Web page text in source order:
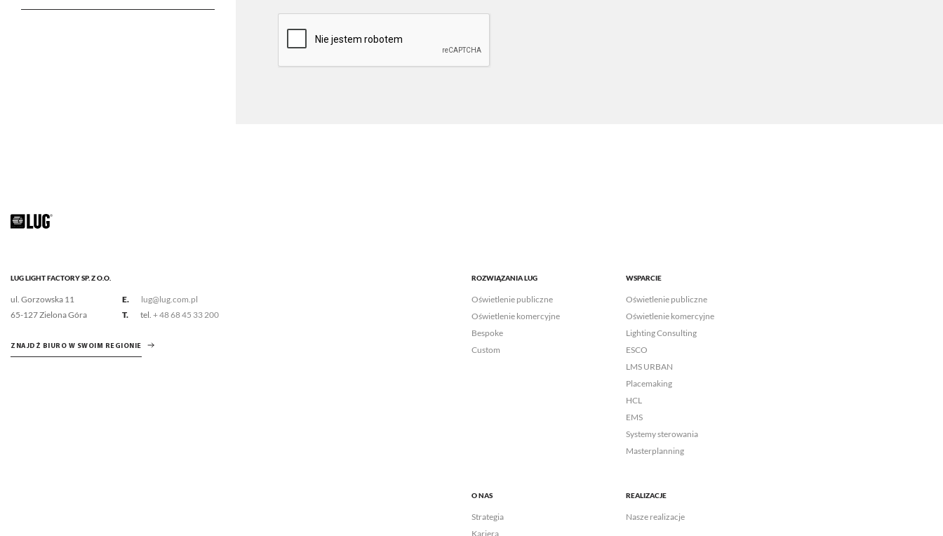
LUG LIGHT FACTORY SP. Z O.O.
ul. Gorzowska 11
65-127 Zielona Góra
E.
lug@lug.com.pl
T.
tel. + 48 68 45 33 200
ZNAJDŹ BIURO W SWOIM REGIONIE
ROZWIĄZANIA LUG
Oświetlenie publiczne
Oświetlenie komercyjne
Bespoke
Custom
WSPARCIE
Oświetlenie publiczne
Oświetlenie komercyjne
Lighting Consulting
ESCO
LMS URBAN
Placemaking
HCL
EMS
Systemy sterowania
Masterplanning
O NAS
Strategia
Kariera
REALIZACJE
Nasze realizacje